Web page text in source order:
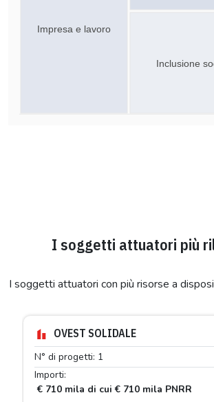
Impresa e lavoro
Inclusione
I soggetti attuatori più
I soggetti attuatori con più risorse a
OVEST SOLIDALE
N° di progetti: 1
Importi:
€ 710 mila di cui € 710 mila PNRR